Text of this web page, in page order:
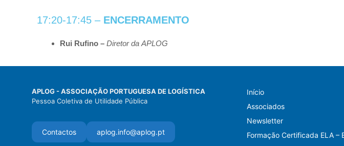
17:20-17:45 – ENCERRAMENTO
Rui Rufino – Diretor da APLOG
APLOG - ASSOCIAÇÃO PORTUGUESA DE LOGÍSTICA
Pessoa Coletiva de Utilidade Pública
Contactos aplog.info@aplog.pt
Início
Associados
Newsletter
Formação Certificada ELA –